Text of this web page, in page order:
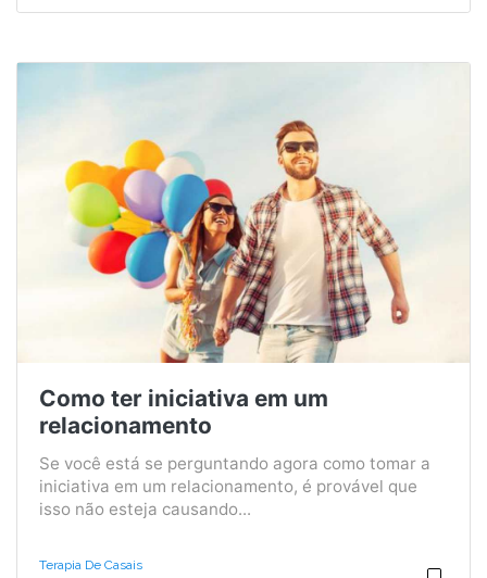
Como ter iniciativa em um
relacionamento
Se você está se perguntando agora como tomar a
iniciativa em um relacionamento, é provável que
isso não esteja causando...
Terapia De Casais